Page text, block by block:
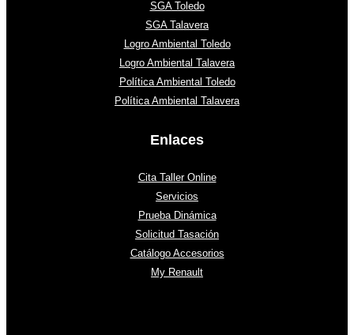
SGA Toledo
SGA Talavera
Logro Ambiental Toledo
Logro Ambiental Talavera
Política Ambiental Toledo
Política Ambiental Talavera
Enlaces
Cita Taller Online
Servicios
Prueba Dinámica
Solicitud Tasación
Catálogo Accesorios
My Renault